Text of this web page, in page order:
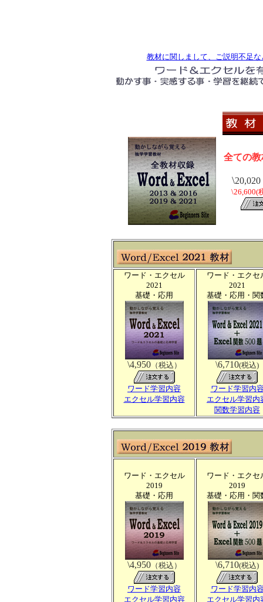
教材に関しまして、ご説明不足
全ての
\20,020
\26,600(
ワード・エクセル
2021
基礎・応用
\4,950（税込）
ワード学習内容
エクセル学習内容
ワード・エクセ
2021
基礎・応用・関
\6,710(税込)
ワード学習内
エクセル学習内
関数学習内容
ワード・エクセル
2019
基礎・応用
\4,950（税込）
ワード学習内容
エクセル学習内容
ワード・エクセ
2019
基礎・応用・関
\6,710(税込)
ワード学習内
エクセル学習内